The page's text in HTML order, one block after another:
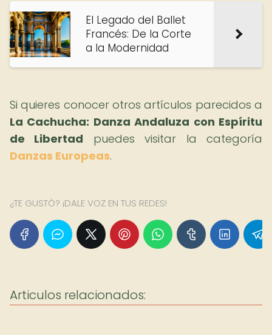
El Legado del Ballet
Francés: De la Corte
a la Modernidad
Si quieres conocer otros artículos parecidos a
La Cachucha: Danza Andaluza con Espíritu
de Libertad puedes visitar la categoría
Danzas Europeas.
¿TE GUSTÓ? ¡DALE VOZ EN TUS REDES!
Articulos relacionados: